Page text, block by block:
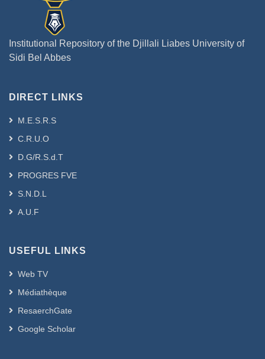
Institutional Repository of the Djillali Liabes University of
Sidi Bel Abbes
DIRECT LINKS
M.E.S.R.S
C.R.U.O
D.G/R.S.d.T
PROGRES FVE
S.N.D.L
A.U.F
USEFUL LINKS
Web TV
Médiathèque
ResaerchGate
Google Scholar